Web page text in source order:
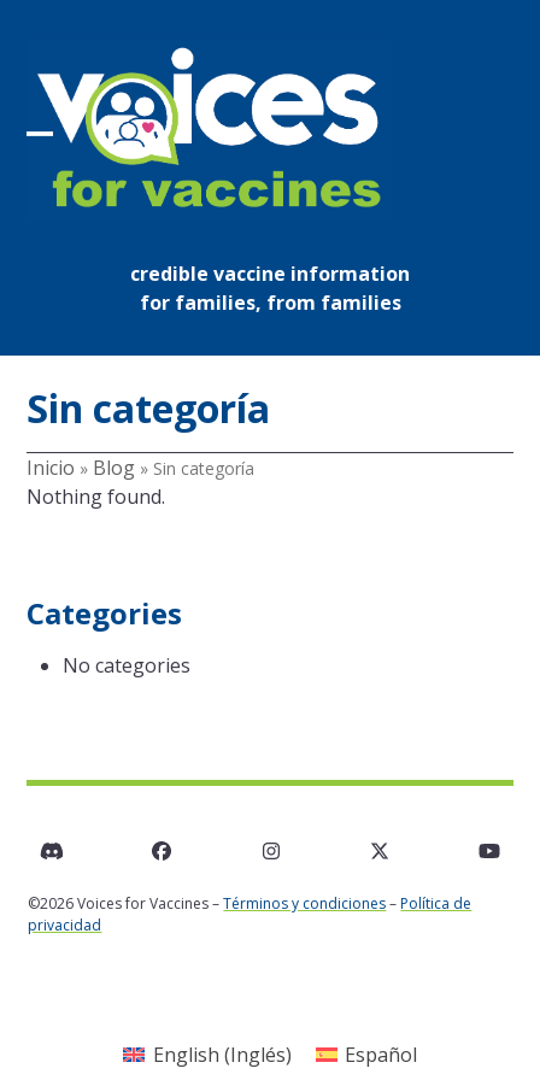
content
Open
mobile
Close
mobile
credible vaccine information
for families, from families
Sin categoría
Inicio » Blog » Sin categoría
Nothing found.
Categories
No categories
Discord FacebookInstagramTwitter
©2026 Voices for Vaccines –Términos y condiciones–Política de
privacidad
English (Inglés) Español